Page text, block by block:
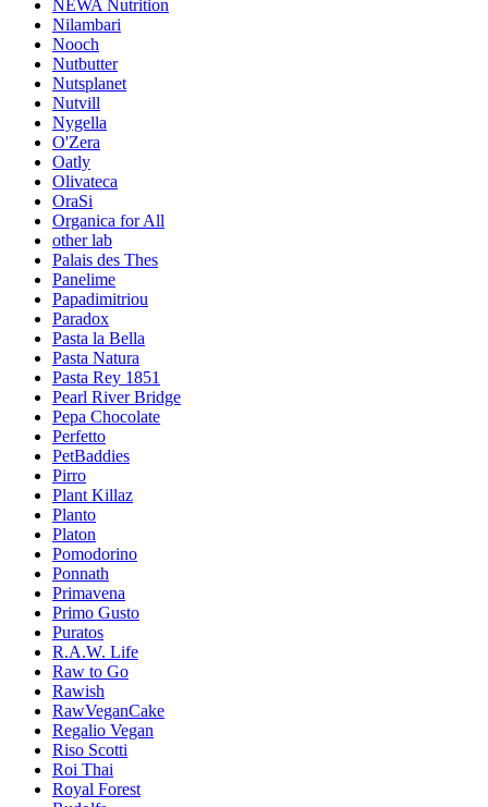
NEWA Nutrition
Nilambari
Nooch
Nutbutter
Nutsplanet
Nutvill
Nygella
O'Zera
Oatly
Olivateca
OraSi
Organica for All
other lab
Palais des Thes
Panelime
Papadimitriou
Paradox
Pasta la Bella
Pasta Natura
Pasta Rey 1851
Pearl River Bridge
Pepa Chocolate
Perfetto
PetBaddies
Pirro
Plant Killaz
Planto
Platon
Pomodorino
Ponnath
Primavena
Primo Gusto
Puratos
R.A.W. Life
Raw to Go
Rawish
RawVeganCake
Regalio Vegan
Riso Scotti
Roi Thai
Royal Forest